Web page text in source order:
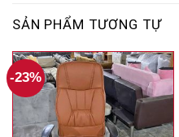
SẢN PHẨM TƯƠNG TỰ
-23%